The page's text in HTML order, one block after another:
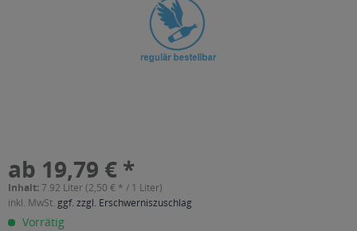
ab 19,79 € *
Inhalt:7.92 Liter (2,50 € * / 1 Liter)
inkl. MwSt. ggf. zzgl. Erschwerniszuschlag
Vorrätig